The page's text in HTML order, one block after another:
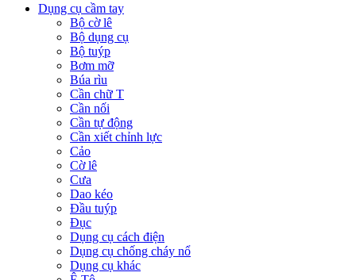
Dụng cụ cầm tay
Bộ cờ lê
Bộ dụng cụ
Bộ tuýp
Bơm mỡ
Búa rìu
Cần chữ T
Cần nối
Cần tự động
Cần xiết chỉnh lực
Cảo
Cờ lê
Cưa
Dao kéo
Đầu tuýp
Đục
Dụng cụ cách điện
Dụng cụ chống cháy nổ
Dụng cụ khác